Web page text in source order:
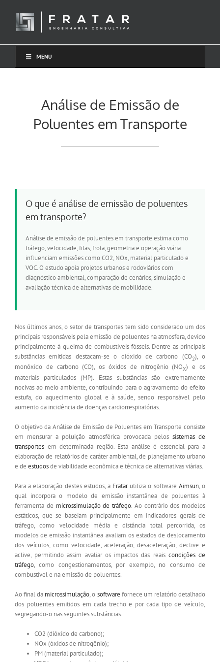
conteúdo
MENU
Análise de Emissão de
Poluentes em Transporte
O que é análise de emissão de poluentes
em transporte?
Análise de emissão de poluentes em transporte estima como
tráfego, velocidade, filas, frota, geometria e operação viária
influenciam emissões como CO2, NOx, material particulado e
VOC. O estudo apoia projetos urbanos e rodoviários com
diagnóstico ambiental, comparação de cenários, simulação e
avaliação técnica de alternativas de mobilidade.
Nos últimos anos, o setor de transportes tem sido considerado um dos
principais responsáveis pela emissão de poluentes na atmosfera, devido
principalmente à queima de combustíveis fósseis. Dentre as principais
substâncias emitidas destacam-se o dióxido de carbono (CO2), o
monóxido de carbono (CO), os óxidos de nitrogênio (NOX) e os
materiais particulados (MP). Estas substâncias são extremamente
nocivas ao meio ambiente, contribuindo para o agravamento do efeito
estufa, do aquecimento global e à saúde, sendo responsável pelo
aumento da incidência de doenças cardiorrespiratórias.
O objetivo da Análise de Emissão de Poluentes em Transporte consiste
em mensurar a poluição atmosférica provocada pelos sistemas de
transportes em determinada região. Esta análise é essencial para a
elaboração de relatórios de caráter ambiental, de planejamento urbano
e de estudosde viabilidade econômica e técnica de alternativas viárias.
Para a elaboração destes estudos, a Fratarutiliza o software Aimsun, o
qual incorpora o modelo de emissão instantânea de poluentes à
ferramenta de microssimulação de tráfego. Ao contrário dos modelos
estáticos, que se baseiam principalmente em indicadores gerais de
tráfego, como velocidade média e distância total percorrida, os
modelos de emissão instantânea avaliam os estados de deslocamento
dos veículos, como velocidade, aceleração, desaceleração, declive e
aclive, permitindo assim avaliar os impactos das reais condições de
tráfego, como congestionamentos, por exemplo, no consumo de
combustível e na emissão de poluentes.
Ao final da microssimulação, o software fornece um relatório detalhado
dos poluentes emitidos em cada trecho e por cada tipo de veículo,
segregando-o nas seguintes substâncias:
CO2 (dióxido de carbono);
NOx (óxidos de nitrogênio);
PM (material particulado);